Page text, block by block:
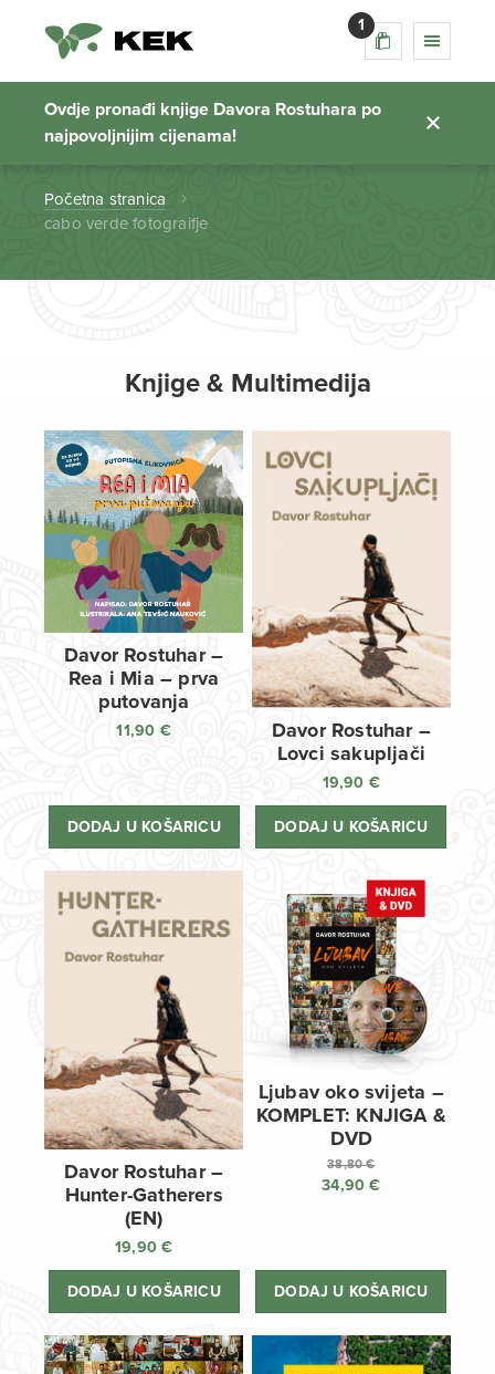
1
Ovdje pronađi knjige Davora Rostuhara po
najpovoljnijim cijenama!
cabo verde
fotograifje
Početna stranica
cabo verde fotograifje
Knjige & Multimedija
Davor Rostuhar –
Rea i Mia – prva
putovanja
11,90 €
DODAJ U KOŠARICU
Davor Rostuhar –
Lovci sakupljači
19,90 €
DODAJ U KOŠARICU
Davor Rostuhar –
Hunter-Gatherers
(EN)
19,90€
DODAJ U KOŠARICU
Ljubav oko svijeta –
KOMPLET: KNJIGA &
DVD
38,80€
Izvorna
38,80 €.
34,90€
34,90 €.
DODAJ U KOŠARICU